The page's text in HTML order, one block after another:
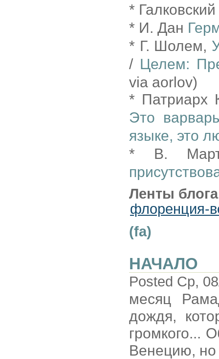
* Галковский
* И. Дан
* Г. Шолем,
/ Целем:
via aorlov)
* Патриарх
Это
языке, это
* В.
Ленты
флоренция-
(fa)
НАЧАЛО
Posted Ср,
месяц
дождя,
громкого...
Венецию, но